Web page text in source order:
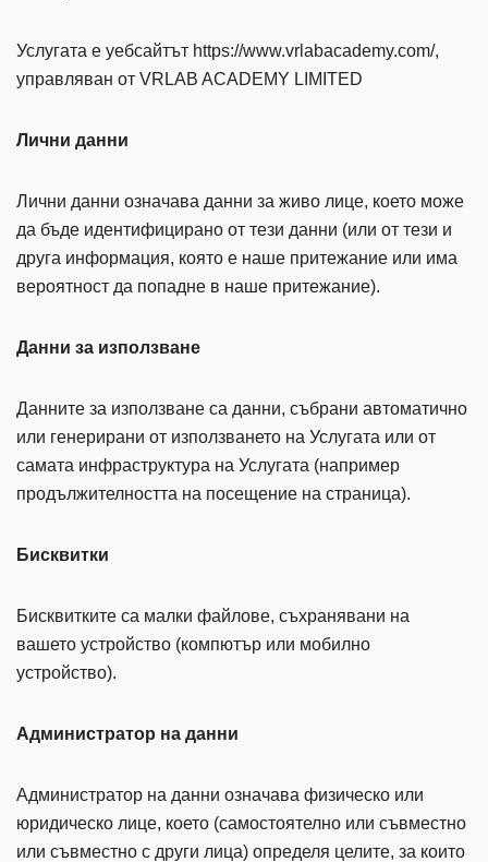
Услугата е уебсайтът https://www.vrlabacademy.com/,
управляван от VRLAB ACADEMY LIMITED
Лични данни
Лични данни означава данни за живо лице, което може
да бъде идентифицирано от тези данни (или от тези и
друга информация, която е наше притежание или има
вероятност да попадне в наше притежание).
Данни за използване
Данните за използване са данни, събрани автоматично
или генерирани от използването на Услугата или от
самата инфраструктура на Услугата (например
продължителността на посещение на страница).
Бисквитки
Бисквитките са малки файлове, съхранявани на
вашето устройство (компютър или мобилно
устройство).
Администратор на данни
Администратор на данни означава физическо или
юридическо лице, което (самостоятелно или съвместно
или съвместно с други лица) определя целите, за които